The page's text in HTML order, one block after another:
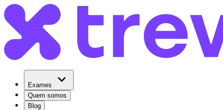
Exames
Quem somos
Blog